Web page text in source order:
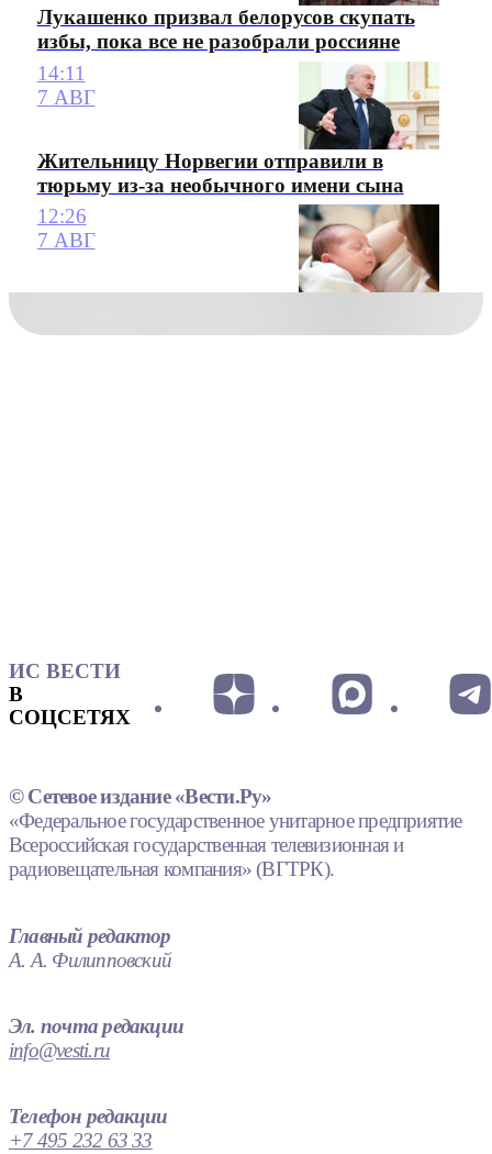
Лукашенко призвал белорусов скупать
избы, пока все не разобрали россияне
14:11
7 АВГ
Жительницу Норвегии отправили в
тюрьму из-за необычного имени сына
12:26
7 АВГ
ИС ВЕСТИ
В
СОЦСЕТЯХ
© Сетевое издание «Вести.Ру»
«Федеральное государственное унитарное предприятие
Всероссийская государственная телевизионная и
радиовещательная компания» (ВГТРК).
Главный редактор
А. А. Филипповский
Эл. почта редакции
info@vesti.ru
Телефон редакции
+7 495 232 63 33